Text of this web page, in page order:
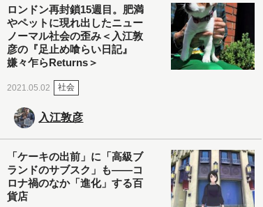
ロンドン再封鎖15週目。肥満
やペットに現れ出したニュー
ノーマル社会の歪み＜入江敦
彦の『足止め喰らい日記』
嫌々乍らReturns＞
2021.05.02 社会
入江敦彦
「ケーキの出前」に「高級ブ
ランドのサブスク」も――コ
ロナ禍のなか「進化」する百
貨店